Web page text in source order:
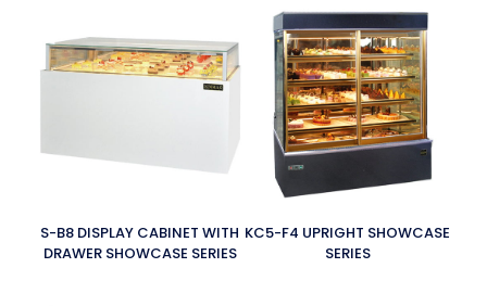
S-B8 DISPLAY CABINET WITH
DRAWER SHOWCASE SERIES
KC5-F4 UPRIGHT SHOWCASE
SERIES